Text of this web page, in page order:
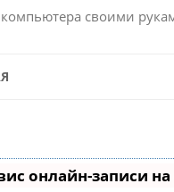
своими
онлайн-записи